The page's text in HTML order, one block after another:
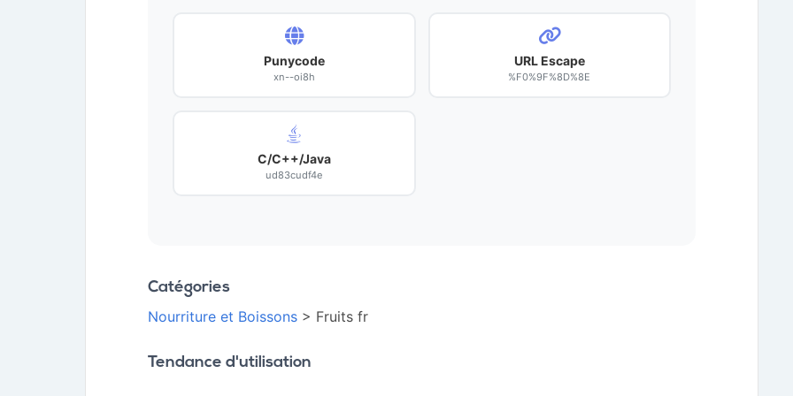
Punycode
xn--oi8h
URL Escape
%F0%9F%8D%8E
C/C++/Java
ud83cudf4e
Catégories
Nourriture et Boissons > Fruits fr
Tendance d'utilisation